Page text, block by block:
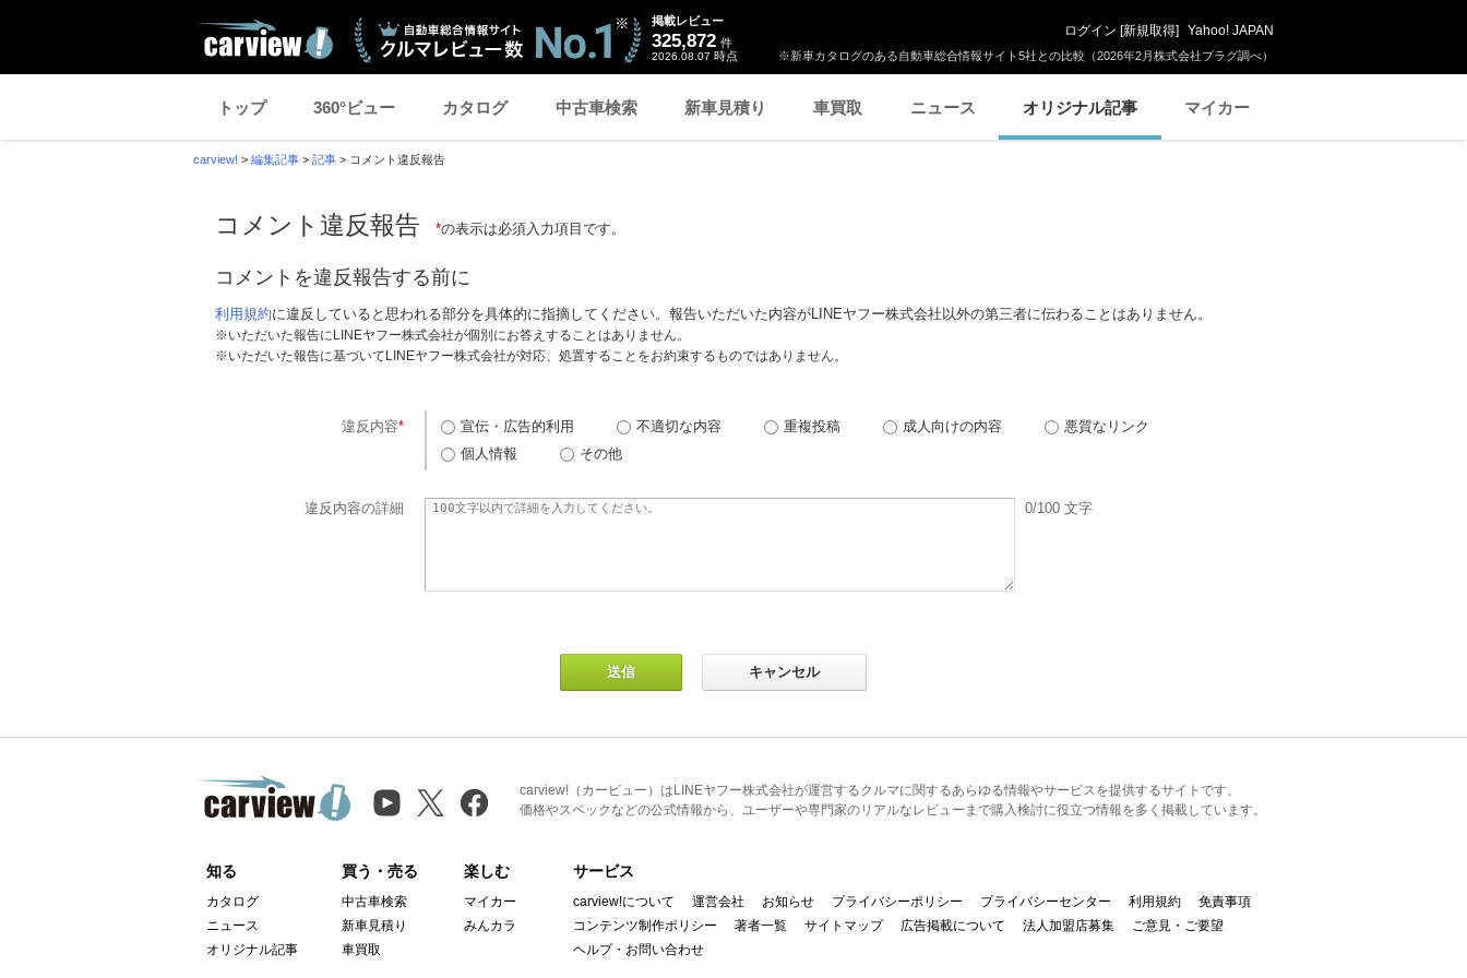
※新車カタログのある自動車総合情報サイト5社との比較（2026年2月株式会社プラグ調べ）
掲載レビュー
325,872 件
2026.08.07 時点
ログイン [新規取得] Yahoo! JAPAN
トップ 360°ビュー カタログ 中古車検索 新車見積り 車買取 ニュース オリジナル記事 マイカー
carview! > 編集記事 > 記事 > コメント違反報告
コメント違反報告 *の表示は必須入力項目です。
コメントを違反報告する前に
利用規約に違反していると思われる部分を具体的に指摘してください。報告いただいた内容がLINEヤフー株式会社以外の第三者に伝わることはありません。
※いただいた報告にLINEヤフー株式会社が個別にお答えすることはありません。
※いただいた報告に基づいてLINEヤフー株式会社が対応、処置することをお約束するものではありません。
違反内容* 宣伝・広告的利用 不適切な内容 重複投稿 成人向けの内容
悪質なリンク
個人情報
その他
違反内容の詳細 0/100 文字
carview!（カービュー）はLINEヤフー株式会社が運営するクルマに関するあらゆる情報やサービスを提供するサイトです。
価格やスペックなどの公式情報から、ユーザーや専門家のリアルなレビューまで購入検討に役立つ情報を多く掲載しています。
知る
カタログ
ニュース
オリジナル記事
買う・売る
中古車検索
新車見積り
車買取
楽しむ
マイカー
みんカラ
サービス
carview!について 運営会社 お知らせ プライバシーポリシー プライバシーセンター 利用規約
免責事項
コンテンツ制作ポリシー
著者一覧 サイトマップ 広告掲載について 法人加盟店募集
ご意見・ご要望
ヘルプ・お問い合わせ